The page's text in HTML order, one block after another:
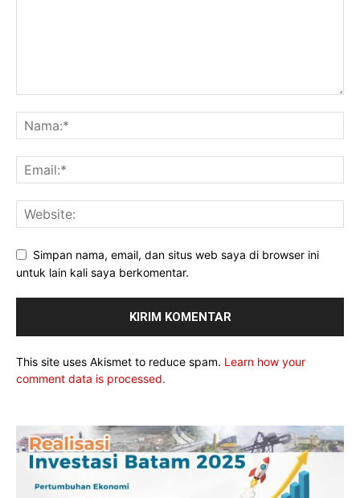
Simpan nama, email, dan situs web saya di browser ini
untuk lain kali saya berkomentar.
This site uses Akismet to reduce spam. Learn how your
comment data is processed.